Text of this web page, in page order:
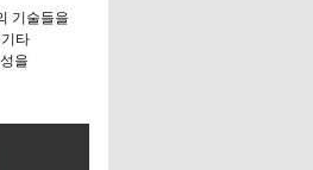
기술들을
타
을